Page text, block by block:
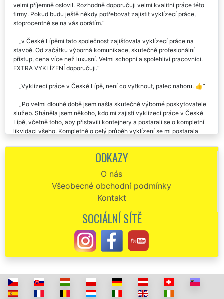
velmi příjemně oslovil. Rozhodně doporučuji velmi kvalitní práce této
firmy. Pokud budu ještě někdy potřebovat zajistit vyklízecí práce,
stoprocentně se na vás obrátím.
v České Lípěmi tato společnost zajišťovala vyklízecí práce na
stavbě. Od začátku výborná komunikace, skutečně profesionální
přístup, cena více než luxusní. Velmi schopní a spolehliví pracovníci.
EXTRA VYKLÍZENÍ doporučuji.
Vyklízecí práce v České Lípě, není co vytknout, palec nahoru. 👍
Po velmi dlouhé době jsem našla skutečně výborné poskytovatele
služeb. Sháněla jsem někoho, kdo mi zajistí vyklízecí práce v České
Lípě, včetně toho, aby přistavili kontejnery a postarali se o kompletní
likvidaci všeho. Kompletně o celý průběh vyklízení se mi postarala
Jednoznačně doporučuju.
práce v České Lípě. Vše klapalo jak jsme se domluvili. Doporučuju.
Vybrala jsem si tuto společnost, aby se mi postarala o kompletní
vyklízecí práce v České Lípě. S jejich přístupem i s jejich prací jsem
byla maximálně spokojená. Naprosto špičkově vše vyklidili a předali
mi čistý byt. Určitě doporučuji.
Potřebovala jsem zajistit vyklízecí práce v České Lípě a tak jsem si
vybrala společnost EXTRA VYKLÍZENÍ. Super komunikace,
spolehlivost, výborná cena. Děkuji a doporučuji.
ODKAZY
O nás
Všeobecné obchodní podmínky
Kontakt
SOCIÁLNÍ SÍTĚ